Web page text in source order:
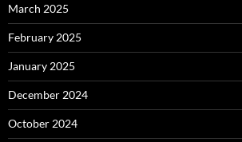
March 2025
February 2025
January 2025
December 2024
October 2024